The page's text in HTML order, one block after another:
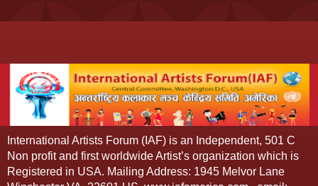
International Artists Forum (IAF) is an Independent, 501 C
Non profit and first worldwide Artist’s organization which is
Registered in USA. Mailing Address: 1945 Melvor Lane